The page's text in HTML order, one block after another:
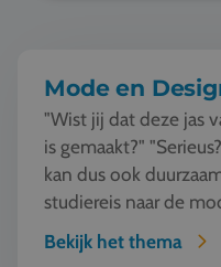
Mode en
"Wist jij dat deze jas
is gemaakt?"
kan dus ook
studiereis naar de
o...
Bekijk het thema